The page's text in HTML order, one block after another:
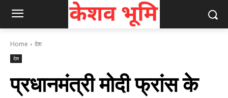
Home देश
देश
प्रधानमंत्री मोदी फ्रांस के